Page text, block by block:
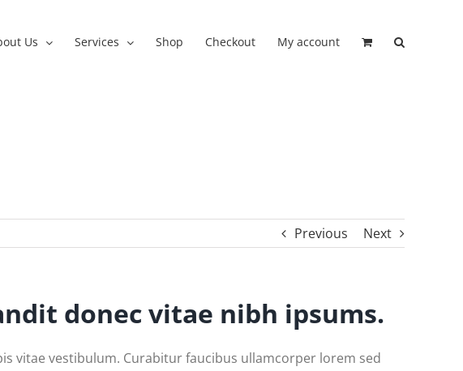
Us Services Shop Checkout My account
Previous Next
donec vitae nibh ipsums.
vitae vestibulum. Curabitur faucibus ullamcorper lorem sed